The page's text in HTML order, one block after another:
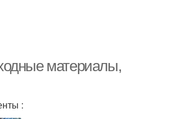
материалы,
: